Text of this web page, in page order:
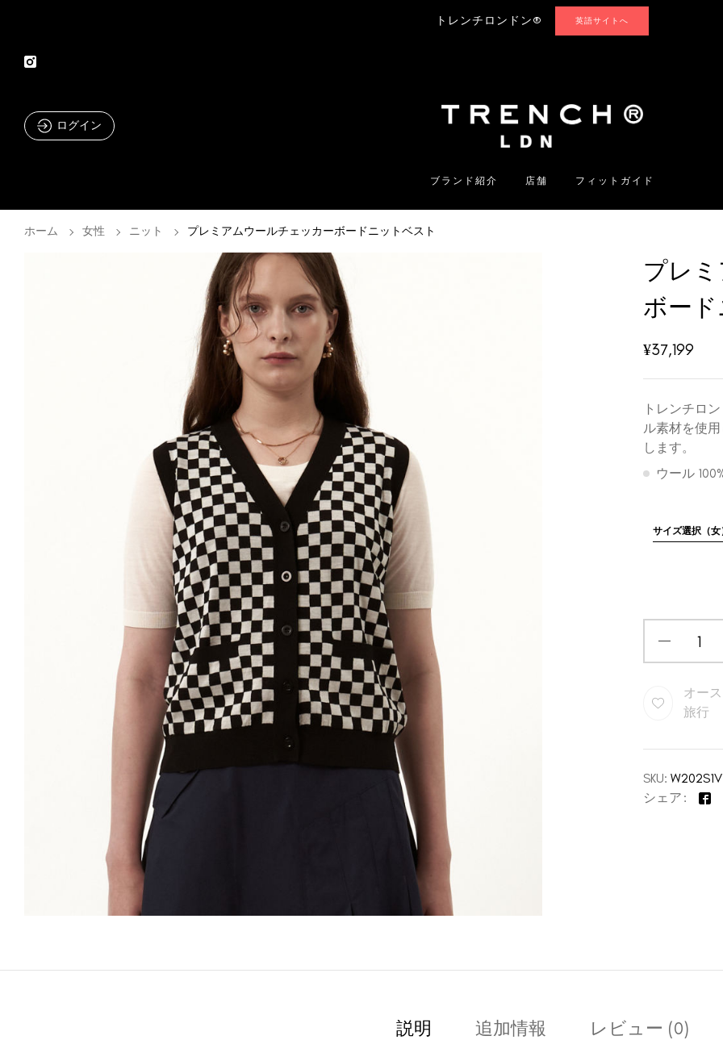
トレンチロンドン® 英語サイトへ
ログイン
ブランド紹介 店舗 フィットガイド
ホーム 女性 ニット プレミアムウールチェッカーボードニットベスト
プレ
ボー
¥37,199
トレンチロ
ル素材を使
します。
ウール
サイズ選択（女
オー
旅行
SKU:
シェア
説明 追加情報 レビュー (0)